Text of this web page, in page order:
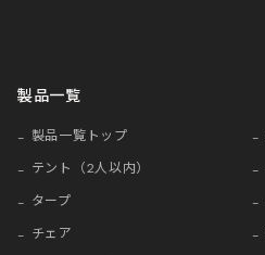
製品一覧
製品一覧トップ
テント（2人以内）
タープ
チェア